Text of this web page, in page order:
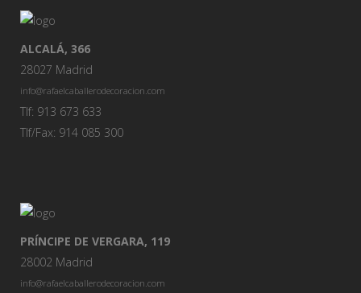
ALCALÁ, 366
28027 Madrid
info@rafaelcaballerodecoracion.com
Tlf: 913 673 633
Tlf/Fax: 914 085 300
PRÍNCIPE DE VERGARA, 119
28002 Madrid
info@rafaelcaballerodecoracion.com